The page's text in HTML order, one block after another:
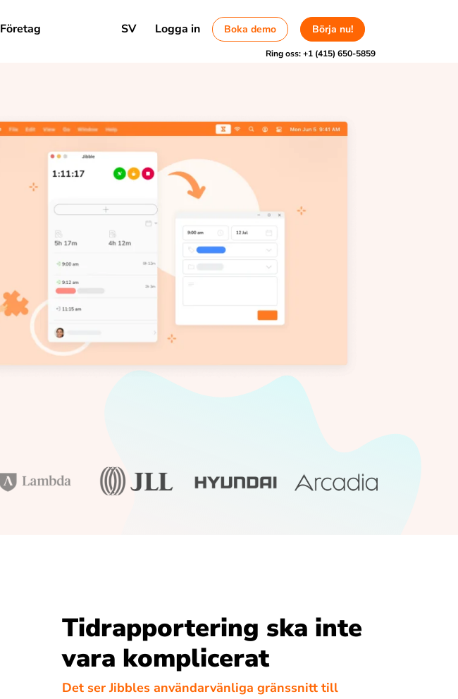
Företag SV Logga in Boka demo Börja nu!
Ring oss:+1 (415) 650-5859
Tidrapportering ska inte
vara komplicerat
Det ser Jibbles användarvänliga gränssnitt till